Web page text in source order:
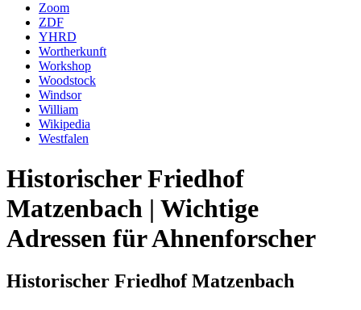
Zoom
ZDF
YHRD
Wortherkunft
Workshop
Woodstock
Windsor
William
Wikipedia
Westfalen
Historischer Friedhof
Matzenbach | Wichtige
Adressen für Ahnenforscher
Historischer Friedhof Matzenbach